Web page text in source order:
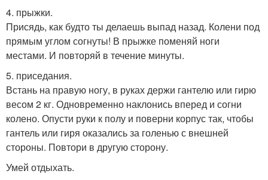
4. прыжки.
Присядь, как будто ты делаешь выпад назад. Колени под
прямым углом согнуты! В прыжке поменяй ноги
местами. И повторяй в течение минуты.
5. приседания.
Встань на правую ногу, в руках держи гантелю или гирю
весом 2 кг. Одновременно наклонись вперед и согни
колено. Опусти руки к полу и поверни корпус так, чтобы
гантель или гиря оказались за голенью с внешней
стороны. Повтори в другую сторону.
Умей отдыхать.